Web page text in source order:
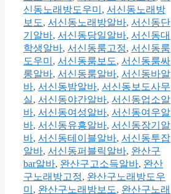
신동노래방도우미 , 서신동노래방
보도, 서신동노래방알바, 서신동단
기알바, 서신동당일알바, 서신동대
학생알바, 서신동룸고정, 서신동룸
도우미 , 서신동룸보도, 서신동룸싸
롱알바, 서신동룸알바, 서신동바알
바, 서신동밤알바, 서신동보도사무
실, 서신동야간알바, 서신동업소알
바, 서신동여성알바, 서신동여우알
바, 서신동유흥알바, 서신동장기알
바, 서신동테이블알바, 서신동투잡
알바, 서신동퍼블릭알바, 완산구
bar알바, 완산구고소득알바, 완산
구노래방고정, 완산구노래방도우
미 , 완산구노래방보도, 완산구노래